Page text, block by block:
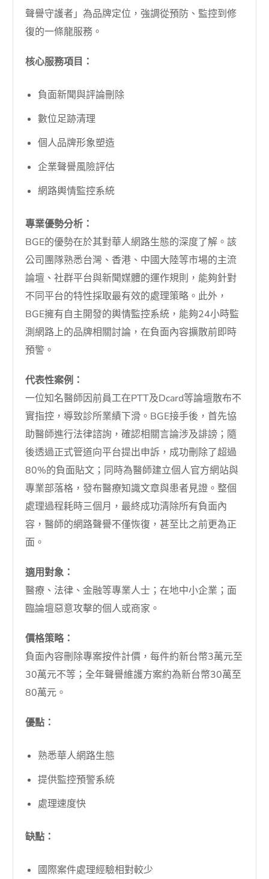
聲譽守護者」為品牌定位，強調從預防、監控到修
復的一條龍服務。
核心服務項目：
負面新聞與評論刪除
數位足跡清理
個人品牌形象塑造
企業聲譽風險評估
網路輿情監控系統
專業優勢分析：
BGE的優勢在於其對華人網路生態的深度了解。該
公司團隊熟悉台灣、香港、中國大陸等市場的主流
論壇、社群平台與新聞媒體的運作規則，能夠針對
不同平台的特性採取最有效的處理策略。此外，
BGE擁有自主開發的輿情監控系統，能夠24小時監
測網路上的品牌相關討論，在負面內容擴散前即時
預警。
代表性案例：
一位知名醫師因前員工在PTT及Dcard等論壇散布不
實指控，導致診所業績下滑。BGE接手後，首先協
助醫師進行法律諮詢，確認相關言論涉及誹謗；隨
後透過正式管道向平台提出申訴，成功刪除了超過
80%的負面貼文；同時為醫師建立個人官方網站與
專業部落格，發布醫療知識文章與患者見證。整個
處理過程耗時三個月，最終成功清除所有負面內
容，醫師的網路聲譽不僅恢復，甚至比之前更為正
面。
適用對象：
醫療、法律、金融等專業人士；在地中小企業；面
臨論壇惡意攻擊的個人或商家。
價格策略：
負面內容刪除專案按件計價，每件約新台幣3萬元至
30萬元不等；全年聲譽維護方案約為新台幣30萬至
80萬元。
優點：
熟悉華人網路生態
提供監控預警系統
處理速度快
缺點：
國際案件處理經驗相對較少